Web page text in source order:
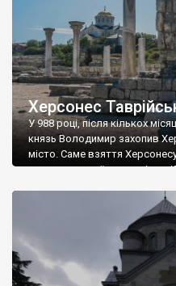
Херсонес
У 988 році, після кількох
князь Володимир захопив
місто. Саме взяття
диктувати свої умови
Херсонесі Володимир-
А потім було Хрещення Русі.